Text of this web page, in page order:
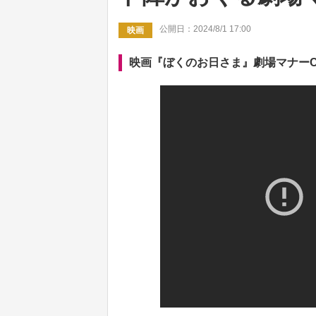
映画 公開日：2024/8/1 17:00
映画『ぼくのお日さま』劇場マナー